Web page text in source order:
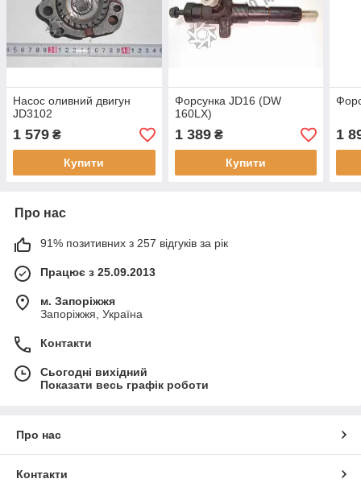
Насос оливний двигун
JD3102
1 579 ₴
Купити
Форсунка JD16 (DW
160LX)
1 389₴
Купити
1
Про нас
91% позитивних з 257 відгуків за рік
Працює з 25.09.2013
м. Запоріжжя
Запоріжжя, Україна
Контакти
Сьогодні вихідний
Показати весь графік роботи
Про нас
Контакти